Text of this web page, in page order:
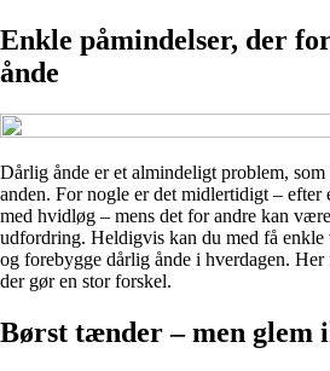
Enkle påmindelser, der
ånde
Dårlig ånde er et almindeligt problem,
anden. For nogle er det midlertidigt – efter
med hvidløg – mens det for andre kan
udfordring. Heldigvis kan du med få enkle
og forebygge dårlig ånde i hverdagen. Her
der gør en stor forskel.
Børst tænder – men glem